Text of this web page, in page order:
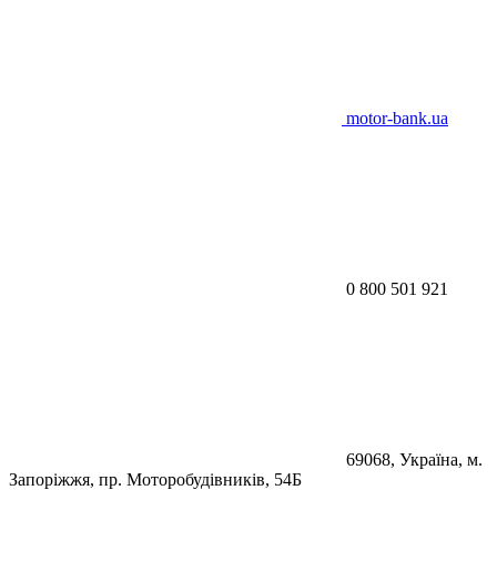
motor-bank.ua
0 800 501 921
69068, Україна, м.
Запоріжжя, пр. Моторобудівників, 54Б